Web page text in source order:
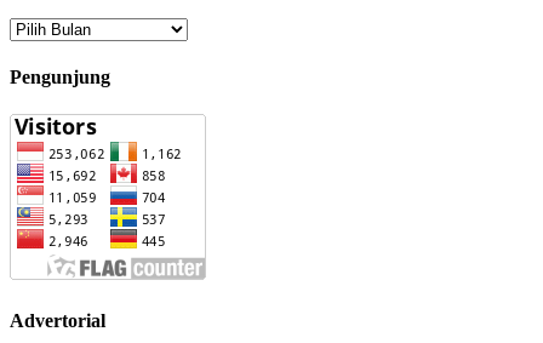
Arsip
Pengunjung
Advertorial